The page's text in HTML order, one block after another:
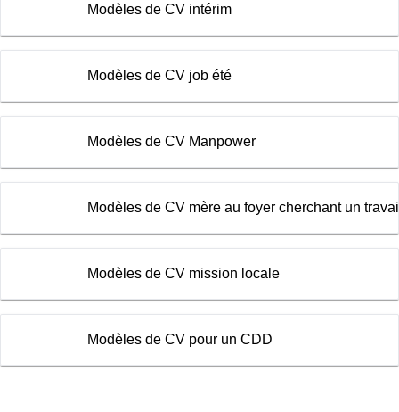
Modèles de CV intérim
Modèles de CV job été
Modèles de CV Manpower
Modèles de CV mère au foyer cherchant un
Modèles de CV mission locale
Modèles de CV pour un CDD